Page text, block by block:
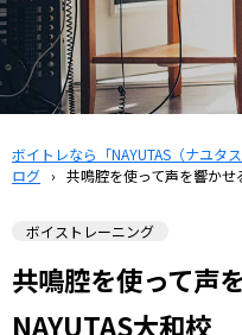
ボイトレなら「NAYUTAS（ナユタス
ログ › 共鳴腔を使って声を響かせ
ボイストレーニング
共鳴腔を使って声
NAYUTAS大和校